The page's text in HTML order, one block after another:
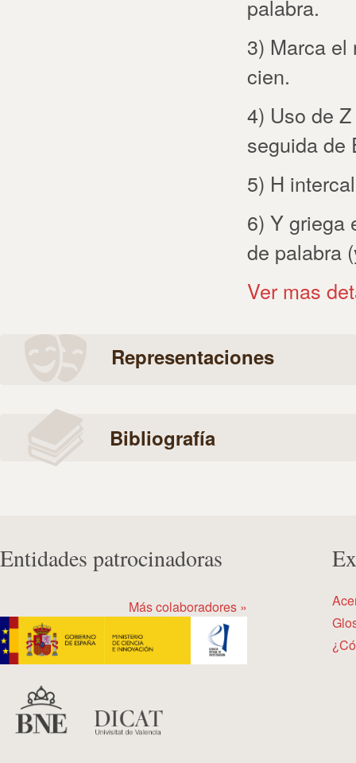
palabra.
3) Marca el
cien.
4) Uso de
seguida de
5) H
6) Y griega
de palabra
Ver mas
Representaciones
Bibliografía
Entidades patrocinadoras
Más colaboradores »